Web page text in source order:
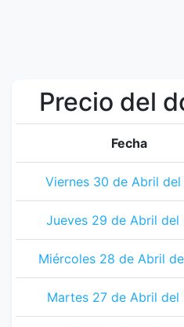
Precio del
Fecha
Viernes 30 de Abril del
Jueves 29 de Abril del
Miércoles 28 de Abril
Martes 27 de Abril del